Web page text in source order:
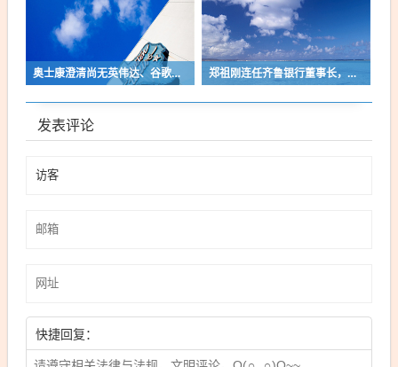
奥士康澄清尚无英伟达、谷歌订单，AI业务营收占比偏低 郑祖刚连任齐鲁银行董事长，胡金良担任行长
发表评论
快捷回复：